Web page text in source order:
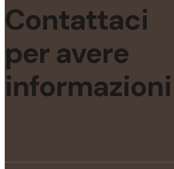
Contattaci
per avere
informazioni